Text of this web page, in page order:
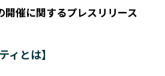
開催に関するプレスリリース
ィとは】